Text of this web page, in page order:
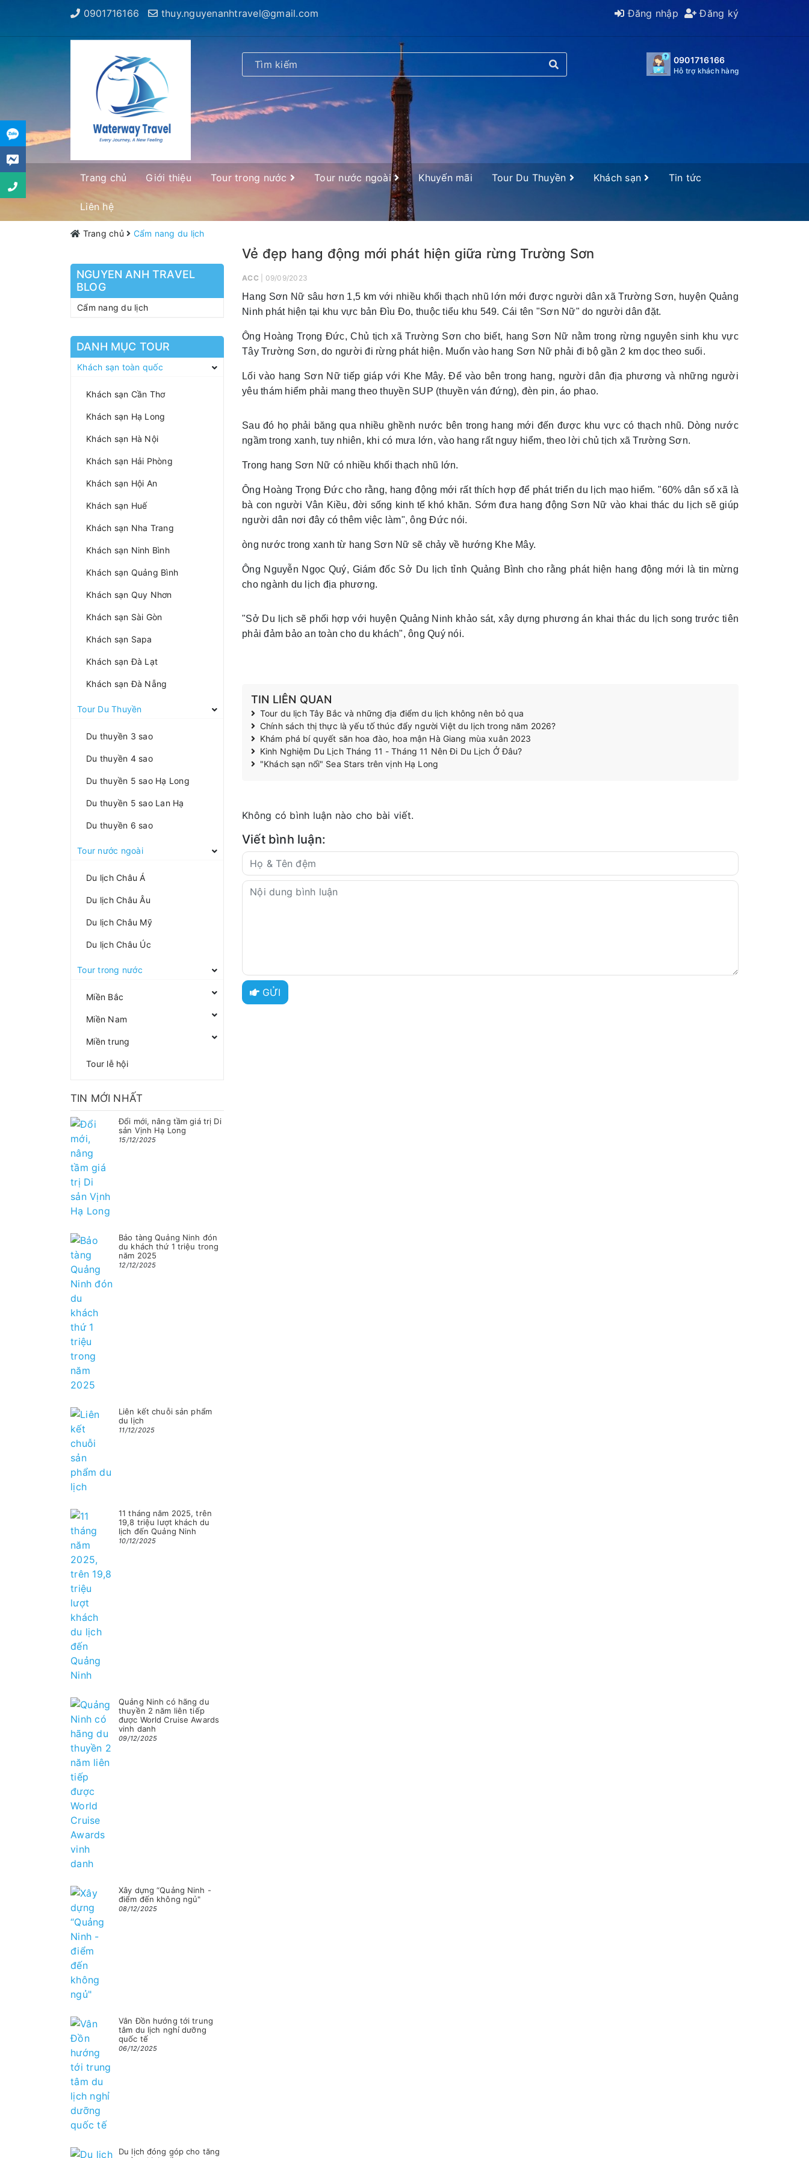
0901716166 thuy.nguyenanhtravel@gmail.com Đăng nhập Đăng ký
0901716166
Hỗ trợ khách hàng
Trang chủ Giới thiệu Tour trong nước Tour nước ngoài Khuyến mãi Tour Du Thuyền Khách sạn Tin tức
Liên hệ
Trang chủ Cẩm nang du lịch
NGUYEN ANH TRAVEL
BLOG
Cẩm nang du lịch
DANH MỤC TOUR
Khách sạn toàn quốc
Khách sạn Cần Thơ
Khách sạn Hạ Long
Khách sạn Hà Nội
Khách sạn Hải Phòng
Khách sạn Hội An
Khách sạn Huế
Khách sạn Nha Trang
Khách sạn Ninh Bình
Khách sạn Quảng Bình
Khách sạn Quy Nhơn
Khách sạn Sài Gòn
Khách sạn Sapa
Khách sạn Đà Lạt
Khách sạn Đà Nẵng
Tour Du Thuyền
Du thuyền 3 sao
Du thuyền 4 sao
Du thuyền 5 sao Hạ Long
Du thuyền 5 sao Lan Hạ
Du thuyền 6 sao
Tour nước ngoài
Du lịch Châu Á
Du lịch Châu Âu
Du lịch Châu Mỹ
Du lịch Châu Úc
Tour trong nước
Miền Bắc
Miền Nam
Miền trung
Tour lễ hội
TIN MỚI NHẤT
Đổi mới, nâng tầm giá trị Di
sản Vịnh Hạ Long
15/12/2025
Bảo tàng Quảng Ninh đón
du khách thứ 1 triệu trong
năm 2025
12/12/2025
Liên kết chuỗi sản phẩm
du lịch
11/12/2025
11 tháng năm 2025, trên
19,8 triệu lượt khách du
lịch đến Quảng Ninh
10/12/2025
Quảng Ninh có hãng du
thuyền 2 năm liên tiếp
được World Cruise Awards
vinh danh
09/12/2025
Xây dựng “Quảng Ninh -
điểm đến không ngủ"
08/12/2025
Vân Đồn hướng tới trung
tâm du lịch nghỉ dưỡng
quốc tế
06/12/2025
Du lịch đóng góp cho tăng
Vẻ đẹp hang động mới phát hiện giữa rừng Trường Sơn
ACC | 09/09/2023
Hang Sơn Nữ sâu hơn 1,5 km với nhiều khối thạch nhũ lớn mới được người dân xã Trường Sơn, huyện Quảng
Ninh phát hiện tại khu vực bản Đìu Đo, thuộc tiểu khu 549. Cái tên "Sơn Nữ" do người dân đặt.
Ông Hoàng Trọng Đức, Chủ tịch xã Trường Sơn cho biết, hang Sơn Nữ nằm trong rừng nguyên sinh khu vực
Tây Trường Sơn, do người đi rừng phát hiện. Muốn vào hang Sơn Nữ phải đi bộ gần 2 km dọc theo suối.
Lối vào hang Sơn Nữ tiếp giáp với Khe Mây. Để vào bên trong hang, người dân địa phương và những người
yêu thám hiểm phải mang theo thuyền SUP (thuyền ván đứng), đèn pin, áo phao.
Sau đó họ phải băng qua nhiều ghềnh nước bên trong hang mới đến được khu vực có thạch nhũ. Dòng nước
ngầm trong xanh, tuy nhiên, khi có mưa lớn, vào hang rất nguy hiểm, theo lời chủ tịch xã Trường Sơn.
Trong hang Sơn Nữ có nhiều khối thạch nhũ lớn.
Ông Hoàng Trọng Đức cho rằng, hang động mới rất thích hợp để phát triển du lịch mạo hiểm. "60% dân số xã là
bà con người Vân Kiều, đời sống kinh tế khó khăn. Sớm đưa hang động Sơn Nữ vào khai thác du lịch sẽ giúp
người dân nơi đây có thêm việc làm", ông Đức nói.
òng nước trong xanh từ hang Sơn Nữ sẽ chảy về hướng Khe Mây.
Ông Nguyễn Ngọc Quý, Giám đốc Sở Du lịch tỉnh Quảng Bình cho rằng phát hiện hang động mới là tin mừng
cho ngành du lịch địa phương.
"Sở Du lịch sẽ phối hợp với huyện Quảng Ninh khảo sát, xây dựng phương án khai thác du lịch song trước tiên
phải đảm bảo an toàn cho du khách", ông Quý nói.
TIN LIÊN QUAN
Tour du lịch Tây Bắc và những địa điểm du lịch không nên bỏ qua
Chính sách thị thực là yếu tố thúc đẩy người Việt du lịch trong năm 2026?
Khám phá bí quyết săn hoa đào, hoa mận Hà Giang mùa xuân 2023
Kinh Nghiệm Du Lịch Tháng 11 - Tháng 11 Nên Đi Du Lịch Ở Đâu?
"Khách sạn nổi" Sea Stars trên vịnh Hạ Long
Không có bình luận nào cho bài viết.
Viết bình luận:
GỬI